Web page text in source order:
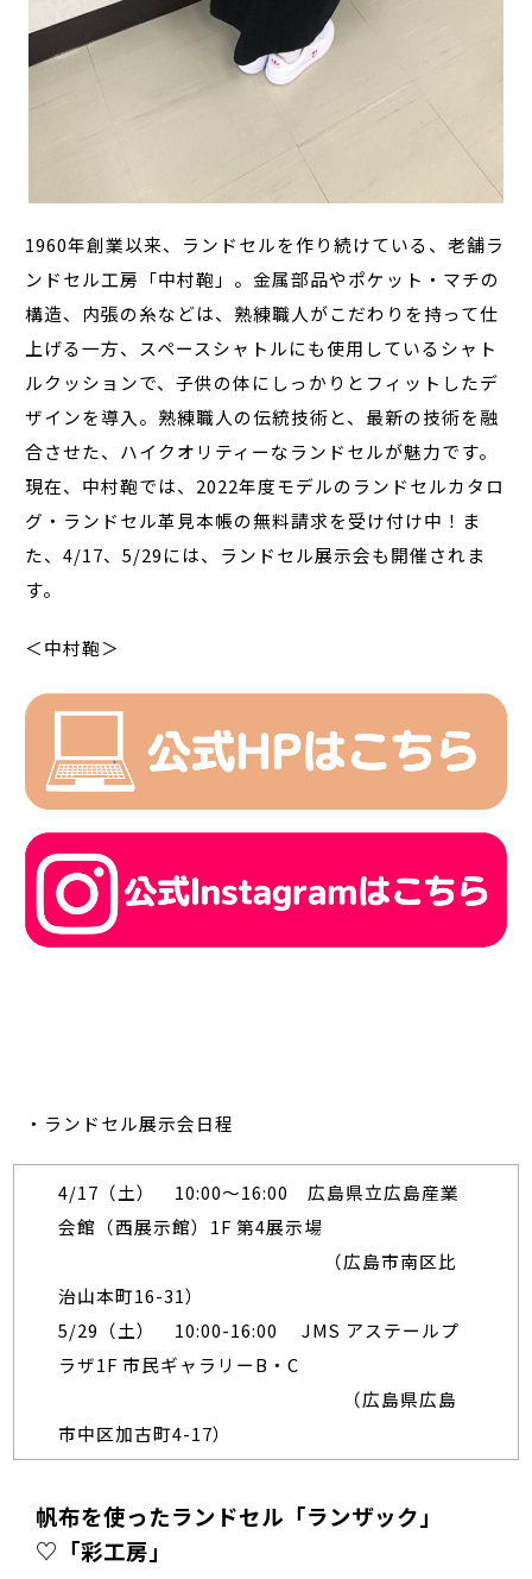
1960年創業以来、ランドセルを作り続けている、老舗ラ
ンドセル工房「中村鞄」。金属部品やポケット・マチの
構造、内張の糸などは、熟練職人がこだわりを持って仕
上げる一方、スペースシャトルにも使用しているシャト
ルクッションで、子供の体にしっかりとフィットしたデ
ザインを導入。熟練職人の伝統技術と、最新の技術を融
合させた、ハイクオリティーなランドセルが魅力です。
現在、中村鞄では、2022年度モデルのランドセルカタロ
グ・ランドセル革見本帳の無料請求を受け付け中！ま
た、4/17、5/29には、ランドセル展示会も開催されま
す。
＜中村鞄＞
・ランドセル展示会日程
4/17（土） 10:00～16:00 広島県立広島産業
会館（西展示館）1F 第4展示場
（広島市南区比
治山本町16-31）
5/29（土） 10:00-16:00 JMS アステールプ
ラザ1F 市民ギャラリーB・C
（広島県広島
市中区加古町4-17）
帆布を使ったランドセル「ランザック」
♡「彩工房」